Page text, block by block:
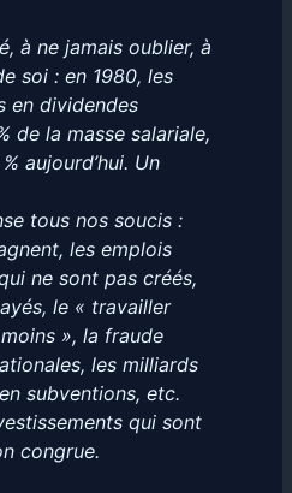
à ne jamais oublier, à
soi : en 1980, les
en dividendes
de la masse salariale,
aujourd’hui. Un
tous nos soucis :
les emplois
ne sont pas créés,
le « travailler
», la fraude
les milliards
subventions, etc.
qui sont
congrue.